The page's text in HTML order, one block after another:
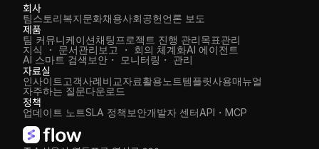
회사
팀스토리복지문화채용사회공헌언론 보도
제품
팀 커뮤니케이션채팅 프로젝트 진행 관리목표관리
지식 ・ 문서관리 보고 ・ 회의 체계화
AI 스마트 검색
AI 에이전트
보안・ 모니터링・ 관리
자료실
인사이트 고객사례비교자료활용노트템플릿사용매뉴얼
자주하는 질문다운로드
정책
업데이트 노트SLA 정책 보안개발자 센터API・MCP